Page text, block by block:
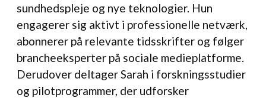
sundhedspleje og nye teknologier. Hun
engagerer sig aktivt i professionelle netværk,
abonnerer på relevante tidsskrifter og følger
brancheeksperter på sociale medieplatforme.
Derudover deltager Sarah i forskningsstudier
og pilotprogrammer, der udforsker